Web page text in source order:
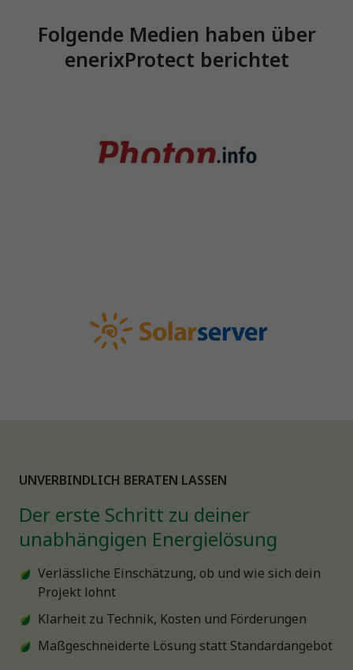
Folgende Medien haben über
enerixProtect berichtet
UNVERBINDLICH BERATEN LASSEN
Der erste Schritt zu deiner
unabhängigen Energielösung
Verlässliche Einschätzung, ob und wie sich dein
Projekt lohnt
Klarheit zu Technik, Kosten und Förderungen
Maßgeschneiderte Lösung statt Standardangebot